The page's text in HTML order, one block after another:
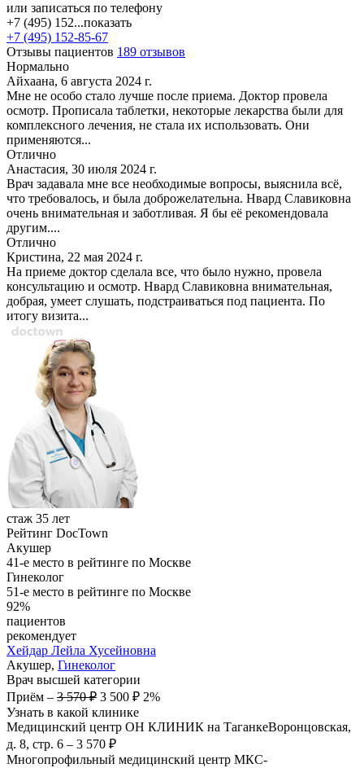
или записаться по телефону
+7 (495) 152...показать
+7 (495) 152-85-67
Отзывы пациентов 189 отзывов
Нормально
Айхаана, 6 августа 2024 г.
Мне не особо стало лучше после приема. Доктор провела
осмотр. Прописала таблетки, некоторые лекарства были для
комплексного лечения, не стала их использовать. Они
применяются...
Отлично
Анастасия, 30 июля 2024 г.
Врач задавала мне все необходимые вопросы, выяснила всё,
что требовалось, и была доброжелательна. Нвард Славиковна
очень внимательная и заботливая. Я бы её рекомендовала
другим....
Отлично
Кристина, 22 мая 2024 г.
На приеме доктор сделала все, что было нужно, провела
консультацию и осмотр. Нвард Славиковна внимательная,
добрая, умеет слушать, подстраиваться под пациента. По
итогу визита...
стаж 35 лет
Рейтинг DocTown
Акушер
41-е место в рейтинге по Москве
Гинеколог
51-е место в рейтинге по Москве
92%
пациентов
рекомендует
Хейдар Лейла Хусейновна
Акушер, Гинеколог
Врач высшей категории
Приём – 3 570 ₽ 3 500 ₽ 2%
Узнать в какой клинике
Медицинский центр ОН КЛИНИК на ТаганкеВоронцовская,
д. 8, стр. 6 – 3 570 ₽
Многопрофильный медицинский центр МКС-